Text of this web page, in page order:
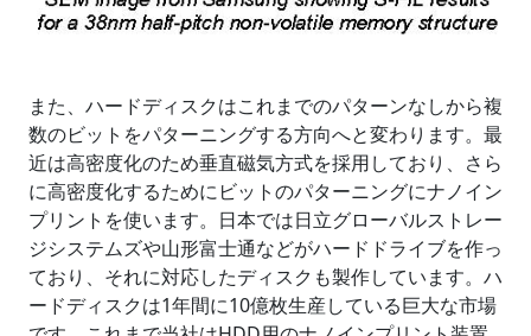
また、ハードディスクはこれまでのパターンなしから複
数のビットをパターニングする方向へと変わります。最
近は高密度化のため垂直磁気方式を採用しており、さら
に高密度化するためにビットのパターニングにナノイン
プリントを使います。日本では日立グローバルストレー
ジシステムズや山形富士通などがハードドライブを作っ
ており、それに対応したディスクも製作しています。ハ
ードディスクは1年間に10億枚生産している巨大な市場